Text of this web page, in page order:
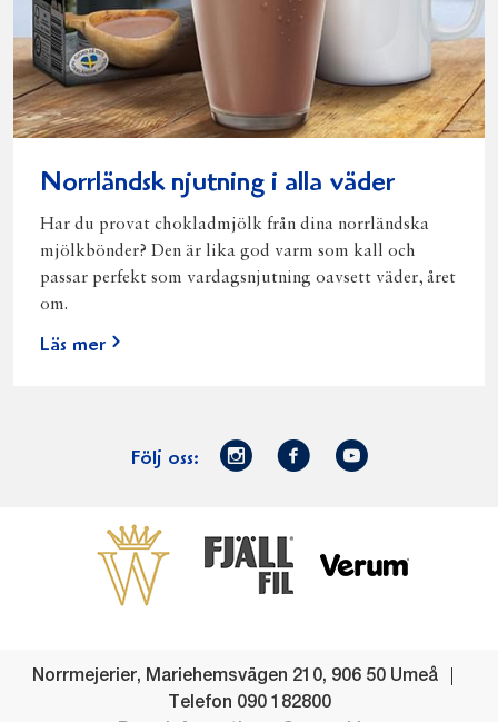
Norrländsk njutning i alla väder
Har du provat chokladmjölk från dina norrländska
mjölkbönder? Den är lika god varm som kall och
passar perfekt som vardagsnjutning oavsett väder, året
om.
Läs mer
Följ oss:
Norrmejerier
Facebook
Youtube
Gör gott för
Mjölkgården,
Norrländska
Dina
VästerbottensostFjällfil
Norrmejerier, Mariehemsvägen 210, 906 50 Umeå
Telefon 090 182800